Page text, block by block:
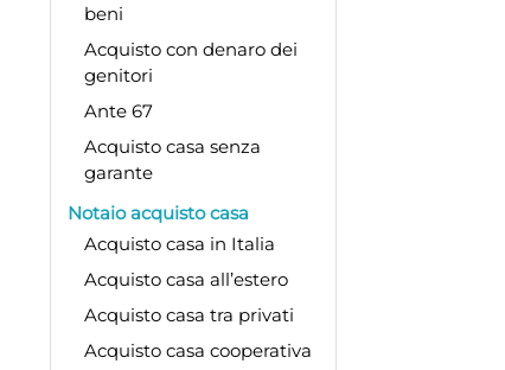
beni
Acquisto con denaro dei
genitori
Ante 67
Acquisto casa senza
garante
Notaio acquisto casa
Acquisto casa in Italia
Acquisto casa all’estero
Acquisto casa tra privati
Acquisto casa cooperativa